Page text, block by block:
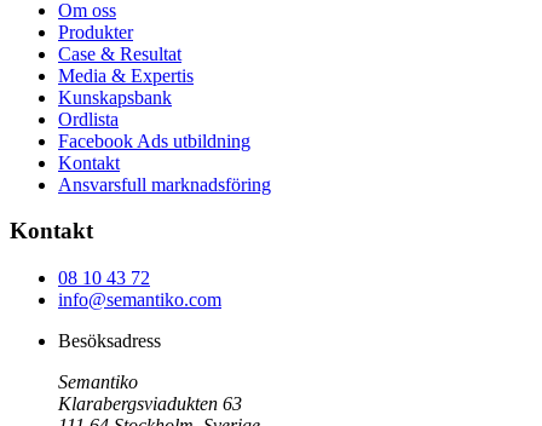
Om oss
Produkter
Case & Resultat
Media & Expertis
Kunskapsbank
Ordlista
Facebook Ads utbildning
Kontakt
Ansvarsfull marknadsföring
Kontakt
08 10 43 72
info@semantiko.com
Besöksadress
Semantiko
Klarabergsviadukten 63